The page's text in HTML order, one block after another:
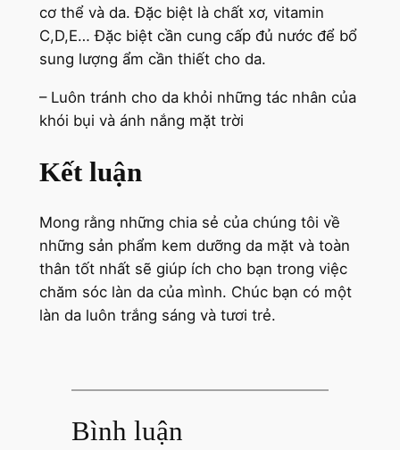
cơ thể và da. Đặc biệt là chất xơ, vitamin
C,D,E… Đặc biệt cần cung cấp đủ nước để bổ
sung lượng ẩm cần thiết cho da.
– Luôn tránh cho da khỏi những tác nhân của
khói bụi và ánh nắng mặt trời
Kết luận
Mong rằng những chia sẻ của chúng tôi về
những sản phẩm kem dưỡng da mặt và toàn
thân tốt nhất sẽ giúp ích cho bạn trong việc
chăm sóc làn da của mình. Chúc bạn có một
làn da luôn trắng sáng và tươi trẻ.
Bình luận